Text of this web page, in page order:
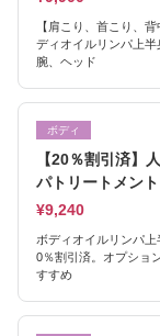
【肩こり、首こり、
ディオイルリンパ上
腕、ヘッド
ボディ
【20％割引済】
パトリートメン
¥9,240
ボディオイルリンパ
0％割引済。オプショ
すすめ